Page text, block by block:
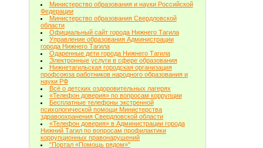
Министерство образования и науки Российской
Федерации
Министерство образования Свердловской
области
Официальный сайт города Нижнего Тагила
Управление образования Администрации
города Нижнего Тагила
Одаренные дети города Нижнего Тагила
Электронные услуги в сфере образования
Нижнетагильская городская организация
профсоюза работников народного образования и
науки РФ
Всё о детских оздоровительных лагерях
«Телефон доверия» по вопросам коррупции
Бесплатные телефоны экстренной
психологической помощи Министерства
здравоохранения Свердловской области
«Телефон доверия» в Администрации города
Нижний Тагил по вопросам профилактики
коррупционных правонарушений
"Портал «Помощь рядом»"